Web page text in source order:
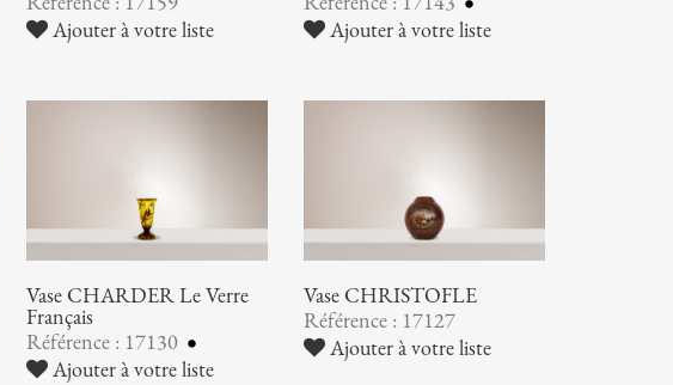
Ajouter à votre liste
Ajouter à votre liste
Vase CHARDER Le Verre
Français
Référence : 17130
Ajouter à votre liste
Vase CHRISTOFLE
Référence : 17127
Ajouter à votre liste